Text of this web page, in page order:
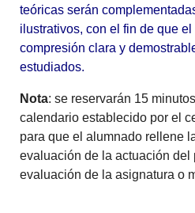
teóricas serán
ilustrativos, con el fin de que
compresión clara y
estudiados.
Nota: se reservarán 15
calendario establecido por el
para que el alumnado rellene
evaluación de la actuación del
evaluación de la asignatura o